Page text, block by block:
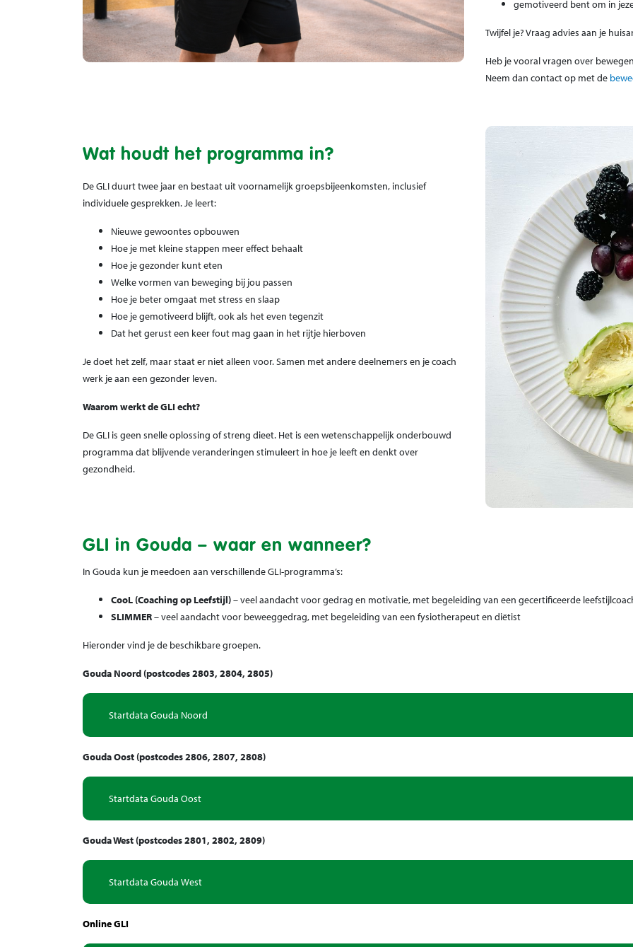
gemotiveerd bent om in
Twijfel je? Vraag advies aan je
Heb je vooral vragen over
Neem dan contact op met de
Wat houdt het programma in?
De GLI duurt twee jaar en bestaat uit voornamelijk groepsbijeenkomsten, inclusief
individuele gesprekken. Je leert:
Nieuwe gewoontes opbouwen
Hoe je met kleine stappen meer effect behaalt
Hoe je gezonder kunt eten
Welke vormen van beweging bij jou passen
Hoe je beter omgaat met stress en slaap
Hoe je gemotiveerd blijft, ook als het even tegenzit
Dat het gerust een keer fout mag gaan in het rijtje hierboven
Je doet het zelf, maar staat er niet alleen voor. Samen met andere deelnemers en je coach
werk je aan een gezonder leven.
Waarom werkt de GLI echt?
De GLI is geen snelle oplossing of streng dieet. Het is een wetenschappelijk onderbouwd
programma dat blijvende veranderingen stimuleert in hoe je leeft en denkt over
gezondheid.
GLI in Gouda – waar en wanneer?
In Gouda kun je meedoen aan verschillende GLI-programma’s:
CooL (Coaching op Leefstijl)– veel aandacht voor gedrag en motivatie, met begeleiding van een gecertificeerde
SLIMMER– veel aandacht voor beweeggedrag, met begeleiding van een fysiotherapeut en diëtist
Hieronder vind je de beschikbare groepen.
Gouda Noord (postcodes 2803, 2804, 2805)
Startdata Gouda Noord
Gouda Oost (postcodes 2806, 2807, 2808)
Startdata Gouda Oost
Gouda West (postcodes 2801, 2802, 2809)
Startdata Gouda West
Online GLI